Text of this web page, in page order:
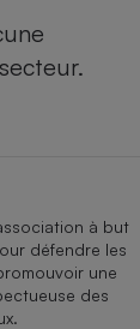
à but
défendre les
une
des